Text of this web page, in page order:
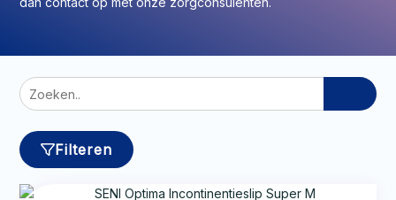
Zoeken
naar:
Filteren